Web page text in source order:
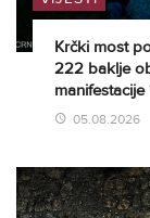
Krčki most
222 baklje
manifestacije
05.08.2026